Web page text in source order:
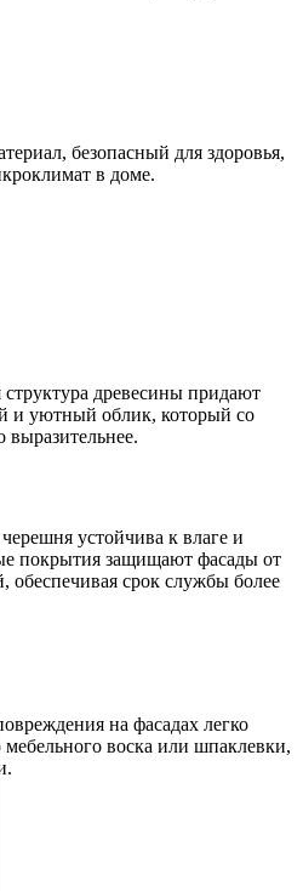
безопасный для здоровья,
в доме.
древесины придают
и уютный облик, который со
выразительнее.
устойчива к влаге и
покрытия защищают фасады от
обеспечивая срок службы более
на фасадах легко
воска или шпаклевки,